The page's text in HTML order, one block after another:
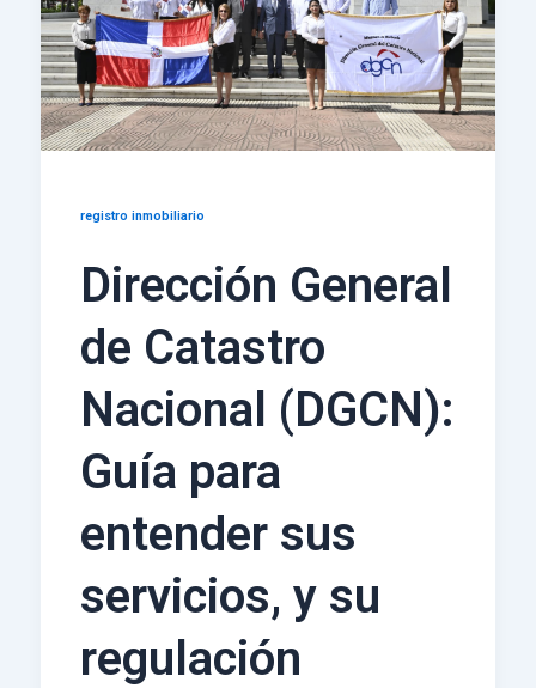
registro inmobiliario
Dirección General
de Catastro
Nacional (DGCN):
Guía para
entender sus
servicios, y su
regulación